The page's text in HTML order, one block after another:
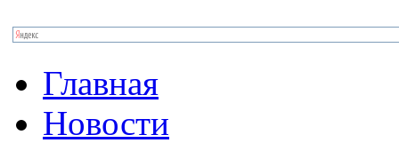
Главная
Новости